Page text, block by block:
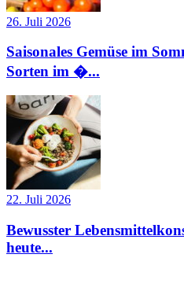
26. Juli 2026
Saisonales Gemüse im
Sorten im �...
22. Juli 2026
Bewusster
heute...